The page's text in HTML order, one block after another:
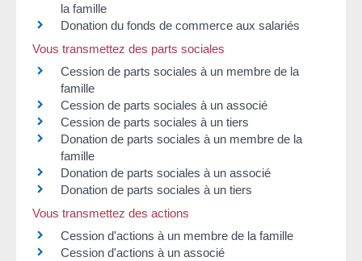
la famille
Donation du fonds de commerce aux salariés
Vous transmettez des parts sociales
Cession de parts sociales à un membre de la
famille
Cession de parts sociales à un associé
Cession de parts sociales à un tiers
Donation de parts sociales à un membre de la
famille
Donation de parts sociales à un associé
Donation de parts sociales à un tiers
Vous transmettez des actions
Cession d'actions à un membre de la famille
Cession d'actions à un associé